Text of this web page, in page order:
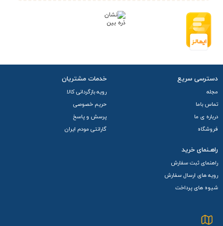
دسترسی سریع
مجله
تماس باما
درباره ی ما
فروشگاه
خدمات مشتریان
رویه بازگردانی کالا
حریم خصوصی
پرسش و پاسخ
گارانتی مودم ایران
راهـنمای خرید
راهنمای ثبت سفارش
رویه های ارسال سفارش
شیوه های پرداخت